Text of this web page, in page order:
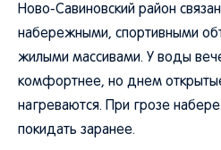
Ново-Савиновский район
набережными, спортивными
жилыми массивами. У воды
комфортнее, но днем
нагреваются. При грозе
покидать заранее.